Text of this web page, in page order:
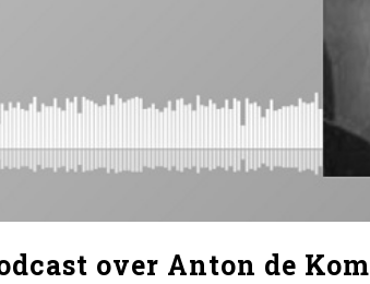
over Anton de Kom